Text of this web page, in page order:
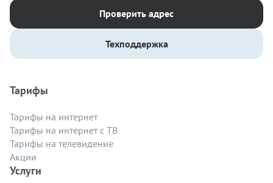
Проверить адрес
Техподдержка
Тарифы
Тарифы на интернет
Тарифы на интернет с ТВ
Тарифы на телевидение
Акции
Услуги